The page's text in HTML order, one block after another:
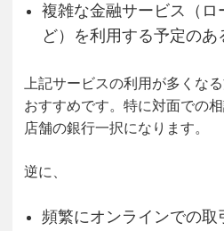
複雑な金融サービス（ロ
ど）を利用する予定のあ
上記サービスの利用が多くな
おすすめです。特に対面での
店舗の銀行一択になります。
逆に、
頻繁にオンラインでの取